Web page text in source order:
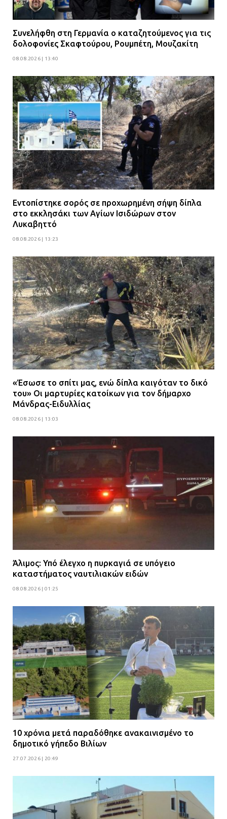
Συνελήφθη στη Γερμανία ο καταζητούμενος για τις
δολοφονίες Σκαφτούρου, Ρουμπέτη, Μουζακίτη
08.08.2026 | 13:40
Εντοπίστηκε σορός σε προχωρημένη σήψη δίπλα
στο εκκλησάκι των Αγίων Ισιδώρων στον
Λυκαβηττό
08.08.2026 | 13:23
«Έσωσε το σπίτι μας, ενώ δίπλα καιγόταν το δικό
του» Οι μαρτυρίες κατοίκων για τον δήμαρχο
Μάνδρας-Ειδυλλίας
08.08.2026 | 13:03
Άλιμος: Υπό έλεγχο η πυρκαγιά σε υπόγειο
καταστήματος ναυτιλιακών ειδών
08.08.2026 | 01:25
10 χρόνια μετά παραδόθηκε ανακαινισμένο το
δημοτικό γήπεδο Βιλίων
27.07.2026 | 20:49